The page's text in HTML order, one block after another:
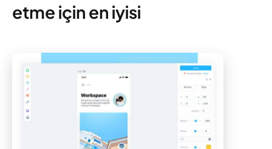
etme için en iyisi